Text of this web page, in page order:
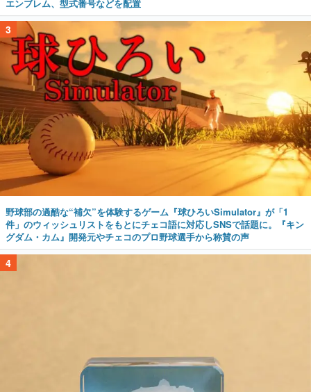
エンブレム、型式番号などを配置
3
野球部の過酷な“補欠”を体験するゲーム『球ひろいSimulator』が「1
件」のウィッシュリストをもとにチェコ語に対応しSNSで話題に。『キン
グダム・カム』開発元やチェコのプロ野球選手から称賛の声
4